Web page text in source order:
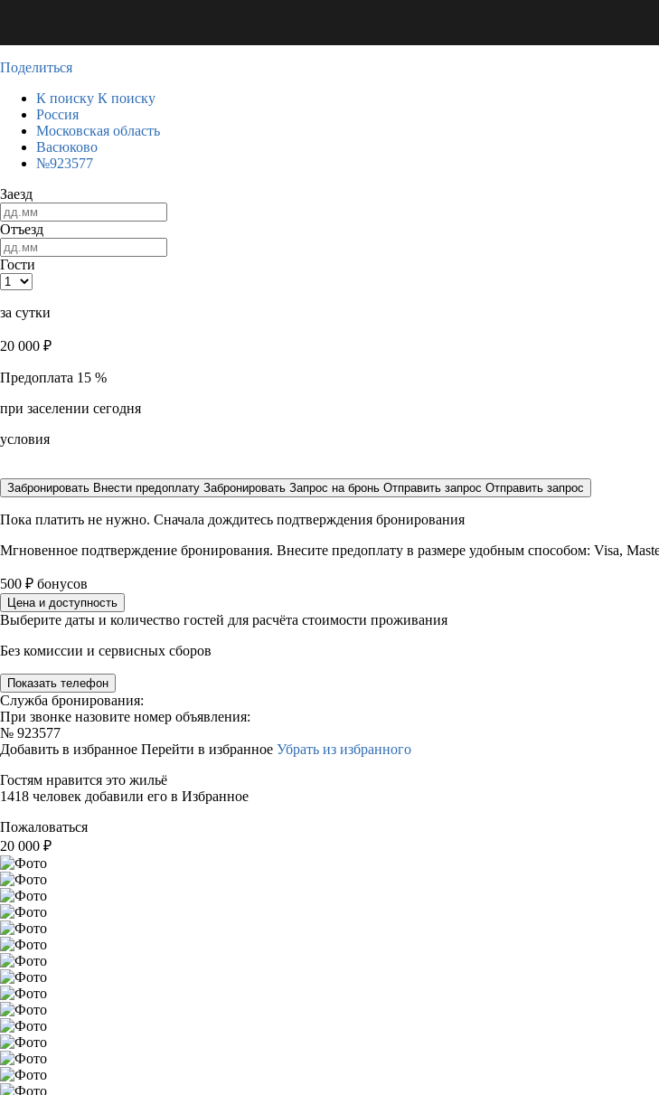
Поделиться
К поиску К поиску
Россия
Московская область
Васюково
№923577
Заезд
Отъезд
Гости
за сутки
20 000 ₽
Предоплата 15 %
при заселении сегодня
условия
Забронировать Внести предоплату Забронировать Запрос на бронь Отправить запрос Отправить запрос
Пока платить не нужно. Сначала дождитесь подтверждения бронирования
Мгновенное подтверждение бронирования. Внесите предоплату в размере удобным способом: Visa,
500 ₽ бонусов
Цена и доступность
Выберите даты и количество гостей для расчёта стоимости проживания
Без комиссии и сервисных сборов
Показать телефон
Служба бронирования:
При звонке назовите номер объявления:
№ 923577
Добавить в избранное Перейти в избранное Убрать из избранного
Гостям нравится это жильё
1418 человек добавили его в Избранное
Пожаловаться
20 000 ₽